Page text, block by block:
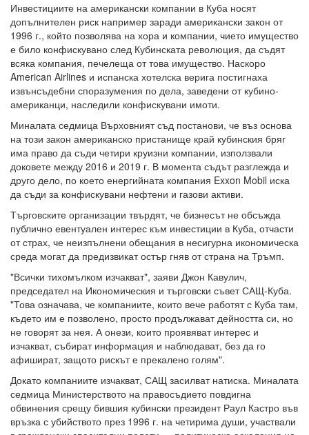
Инвестициите на американски компании в Куба носят
допълнителен риск например заради американски закон от
1996 г., който позволява на хора и компании, чието имущество
е било конфискувано след Кубинската революция, да съдят
всяка компания, печелеща от това имущество. Наскоро
American Airlines и испанска хотелска верига постигнаха
извънсъдебни споразумения по дела, заведени от кубино-
американци, наследили конфискувани имоти.
Миналата седмица Върховният съд постанови, че въз основа
на този закон американско пристанище край кубинския бряг
има право да съди четири круизни компании, използвали
доковете между 2016 и 2019 г. В момента съдът разглежда и
друго дело, по което енергийната компания Exxon Mobil иска
да съди за конфискувани нефтени и газови активи.
Търговските организации твърдят, че бизнесът не обсъжда
публично евентуален интерес към инвестиции в Куба, отчасти
от страх, че неизпълнени обещания в несигурна икономическа
среда могат да предизвикат остър гняв от страна на Тръмп.
"Всички тихомълком изчакват", заяви Джон Кавулич,
председател на Икономическия и търговски съвет САЩ-Куба.
"Това означава, че компаниите, които вече работят с Куба там,
където им е позволено, просто продължават дейността си, но
не говорят за нея. А онези, които проявяват интерес и
изчакват, събират информация и наблюдават, без да го
афишират, защото рискът е прекалено голям".
Докато компаниите изчакват, САЩ засилват натиска. Миналата
седмица Министерството на правосъдието повдигна
обвинения срещу бившия кубински президент Раул Кастро във
връзка с убийството през 1996 г. на четирима души, участвали